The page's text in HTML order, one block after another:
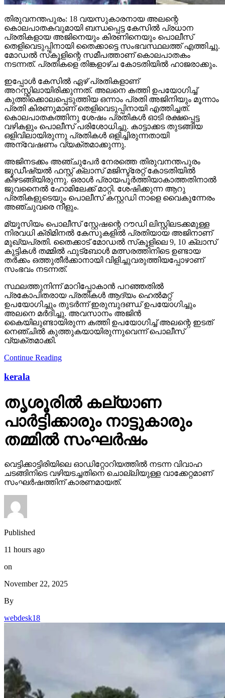
തിരുവനന്തപുരം: 18 വയസുകാരനായ അലന്റെ
കൊലപാതകവുമായി ബന്ധപ്പെട്ട കേസില്‍ പ്രധാന
പ്രതികളായ അജിനെയും കിരണിനെയും പൊലീസ്
തെളിവെടുപ്പിനായി തൈക്കാട്ടെ സംഭവസ്ഥലത്ത് എത്തിച്ചു.
മോഡല്‍ സ്‌കൂളിന്റെ സമീപത്താണ് കൊലപാതകം
നടന്നത്. പ്രതികളെ തിങ്കളാഴ്ച കോടതിയില്‍ ഹാജരാക്കും.
ഇപ്പോള്‍ കേസില്‍ ഏഴ് പ്രതികളാണ്
അറസ്റ്റിലായിരിക്കുന്നത്. അലനെ കത്തി ഉപയോഗിച്ച്
കുത്തിക്കൊലപ്പെടുത്തിയ ഒന്നാം പ്രതി അജിനിയും മൂന്നാം
പ്രതി കിരണുമാണ് തെളിവെടുപ്പിനായി എത്തിച്ചത്.
കൊലപാതകത്തിനു ശേഷം പ്രതികള്‍ ഓടി രക്ഷപ്പെട്ട
വഴികളും പൊലീസ് പരിശോധിച്ചു. കാട്ടാക്കട തുടങ്ങിയ
ഒളിവിലായിരുന്നു പ്രതികള്‍ ഒളിച്ചിരുന്നതായി
അന്വേഷണം വ്യക്തമാക്കുന്നു.
അജിനടക്കം അഞ്ചുപേര്‍ നേരത്തെ തിരുവനന്തപുരം
ജുഡീഷ്യല്‍ ഫസ്റ്റ് ക്ലാസ് മജിസ്ട്രേറ്റ് കോടതിയില്‍
കീഴടങ്ങിയിരുന്നു. ഒരാള്‍ പ്രായപൂര്‍ത്തിയാകാത്തതിനാല്‍
ജുവനൈല്‍ ഹോമിലേക്ക് മാറ്റി. ശേഷിക്കുന്ന ആറു
പ്രതികളുടെയും പൊലീസ് കസ്റ്റഡി നാളെ വൈകുന്നേരം
അഞ്ചുവരെ നീളും.
മ്യൂസിയം പൊലീസ് സ്റ്റേഷന്റെ റൗഡി ലിസ്റ്റിലടക്കമുള്ള
നിരവധി ക്രിമിനല്‍ കേസുകളില്‍ പ്രതിയായ അജിനാണ്
മുഖ്യപ്രതി. തൈക്കാട് മോഡല്‍ സ്‌കൂളിലെ 9, 10 ക്ലാസ്
കുട്ടികള്‍ തമ്മില്‍ ഫുട്‌ബോള്‍ മത്സരത്തിനിടെ ഉണ്ടായ
തര്‍ക്കം ഒത്തുതീര്‍ക്കാനായി വിളിച്ചുവരുത്തിയപ്പോഴാണ്
സംഭവം നടന്നത്.
സ്ഥലത്തുനിന്ന് മാറിപ്പോകാന്‍ പറഞ്ഞതില്‍
പ്രകോപിതരായ പ്രതികള്‍ ആദ്യം ഹെല്‍മറ്റ്
ഉപയോഗിച്ചും തുടര്‍ന്ന് ഇരുമ്പുദണ്ഡ് ഉപയോഗിച്ചും
അലനെ മര്‍ദിച്ചു. അവസാനം അജിന്‍
കൈയിലുണ്ടായിരുന്ന കത്തി ഉപയോഗിച്ച് അലന്റെ ഇടത്
നെഞ്ചില്‍ കുത്തുകയായിരുന്നുവെന്ന് പൊലീസ്
വ്യക്തമാക്കി.
Continue Reading
kerala
തൃശൂരില്‍ കല്യാണ
പാര്‍ട്ടിക്കാരും നാട്ടുകാരും
തമ്മില്‍ സംഘര്‍ഷം
വെട്ടിക്കാട്ടിരിയിലെ ഓഡിറ്റോറിയത്തില്‍ നടന്ന വിവാഹ
ചടങ്ങിനിടെ വഴിയടച്ചതിനെ ചൊല്ലിയുള്ള വാക്കേറ്റമാണ്
സംഘര്‍ഷത്തിന് കാരണമായത്.
Published
11 hours ago
on
November 22, 2025
By
webdesk18